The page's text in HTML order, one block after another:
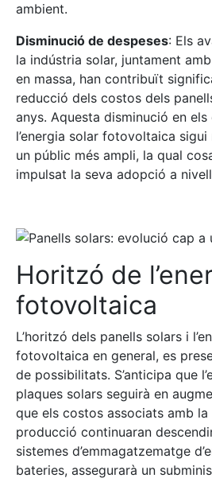
ambient.
Disminució de despeses: Els
la indústria solar, juntament
en massa, han contribuït
reducció dels costos dels
anys. Aquesta disminució en
l’energia solar fotovoltaica
un públic més ampli, la qual
impulsat la seva adopció a
Horitzó de
fotovoltaica
L’horitzó dels panells solars i
fotovoltaica en general, es
de possibilitats. S’anticipa que
plaques solars seguirà en
que els costos associats amb la
producció continuaran
sistemes d’emmagatzematge
bateries, assegurarà un